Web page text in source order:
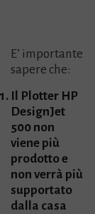
E’ importante
sapere che:
Il Plotter HP
DesignJet
500 non
viene più
prodotto e
non verrà più
supportato
dalla casa